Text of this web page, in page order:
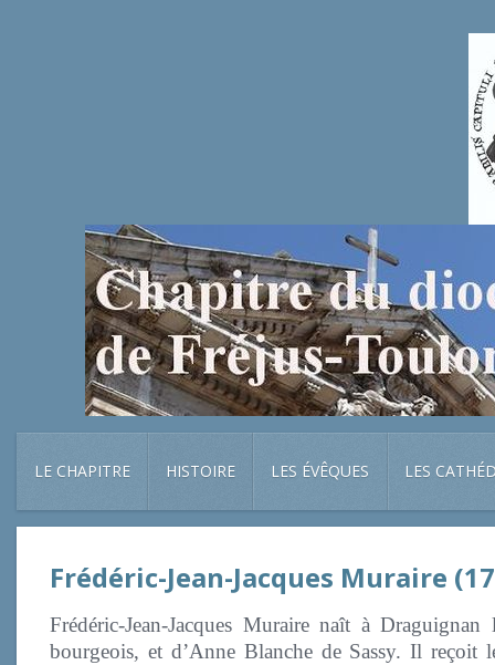
LE CHAPITRE HISTOIRE LES ÉVÊQUES LES
Frédéric-Jean-Jacques Muraire
Frédéric-Jean-Jacques Muraire naît à
bourgeois, et d’Anne Blanche de Sassy. Il reçoit